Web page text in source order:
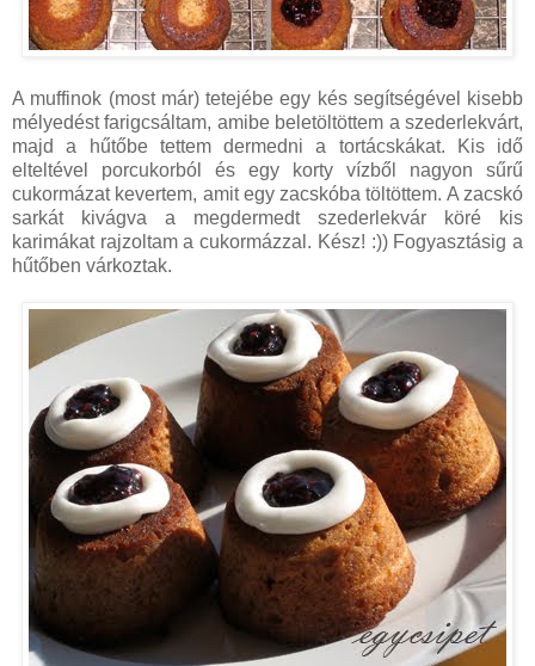
A muffinok (most már) tetejébe egy kés segítségével kisebb
mélyedést farigcsáltam, amibe beletöltöttem a szederlekvárt,
majd a hűtőbe tettem dermedni a tortácskákat. Kis idő
elteltével porcukorból és egy korty vízből nagyon sűrű
cukormázat kevertem, amit egy zacskóba töltöttem. A zacskó
sarkát kivágva a megdermedt szederlekvár köré kis
karimákat rajzoltam a cukormázzal. Kész! :)) Fogyasztásig a
hűtőben várkoztak.